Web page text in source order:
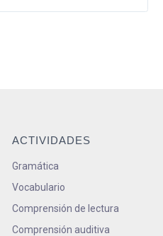
ACTIVIDADES
Gramática
Vocabulario
Comprensión de lectura
Comprensión auditiva